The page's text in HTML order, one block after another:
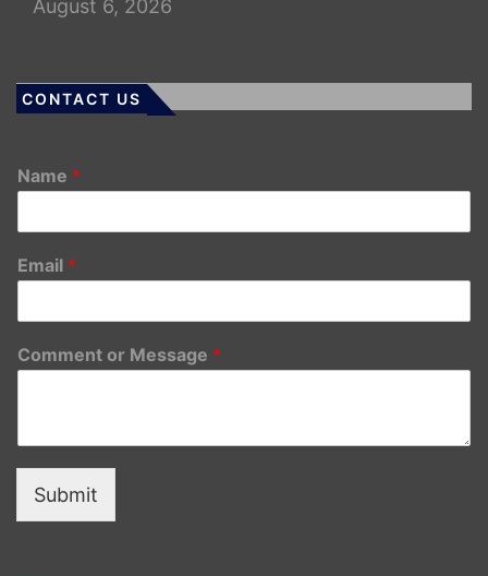
August 6, 2026
CONTACT US
Name *
Email *
Comment or Message *
Submit